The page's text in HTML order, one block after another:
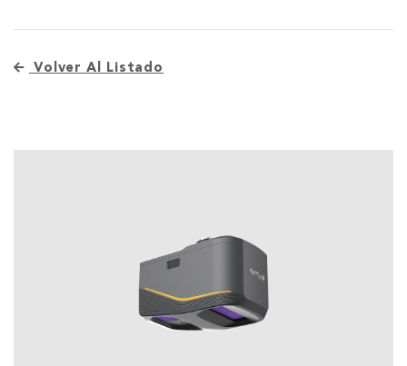
Volver Al Listado